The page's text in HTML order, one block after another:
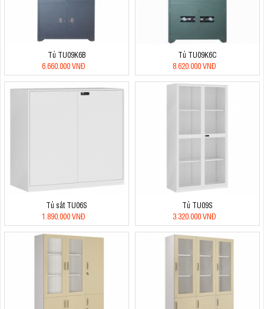
Tủ TU09K6B
6.660.000 VNĐ
Tủ TU09K6C
8.620.000 VNĐ
Tủ sắt TU06S
1.890.000 VNĐ
Tủ TU09S
3.320.000 VNĐ